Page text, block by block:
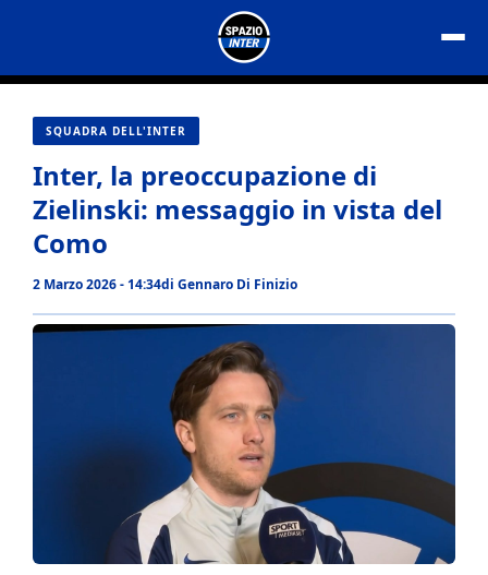
contenuto
SQUADRA DELL'INTER
Inter, la preoccupazione di
Zielinski: messaggio in vista del
Como
2 Marzo 2026 - 14:34di Gennaro Di Finizio